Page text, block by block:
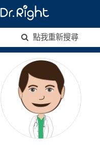
點我重新搜尋